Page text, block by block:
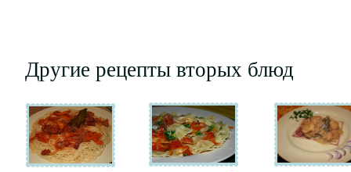
Другие рецепты вторых блюд